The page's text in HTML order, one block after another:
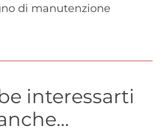
di manutenzione
interessarti